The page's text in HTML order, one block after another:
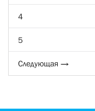
4
5
Следующая →